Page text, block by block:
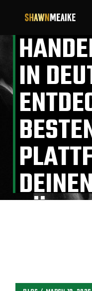
TOP
IN